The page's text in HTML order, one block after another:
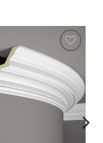
Lägg till
i
önskelistan